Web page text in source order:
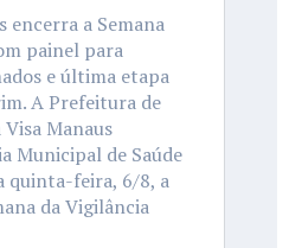
encerra a Semana
painel para
e última etapa
A Prefeitura de
Manaus
Municipal de Saúde
quinta-feira, 6/8, a
da Vigilância